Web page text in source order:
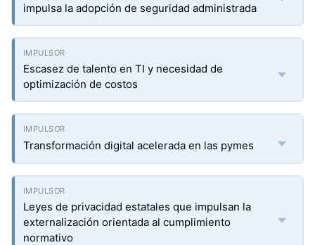
impulsa la adopción de seguridad administrada
Escasez de talento en TI y necesidad de
optimización de costos
Transformación digital acelerada en las pymes
Leyes de privacidad estatales que impulsan la
externalización orientada al cumplimiento
normativo